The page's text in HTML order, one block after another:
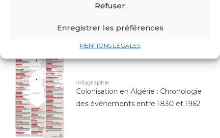
Refuser
Enregistrer les préférences
MENTIONS LÉGALES
de l'Équipe de France
Canadair : est-il la seule arme contre
Infographie
Colonisation en Algérie : Chronologie
des événements entre 1830 et 1962